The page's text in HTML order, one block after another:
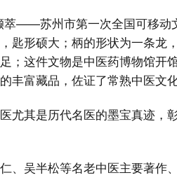
萃——苏州市第一次全国可移动
匙形硕大；柄的形状为一条龙
；这件文物是中医药博物馆开
富藏品，佐证了常熟中医文化
尤其是历代名医的墨宝真迹，
、吴半松等名老中医主要著作